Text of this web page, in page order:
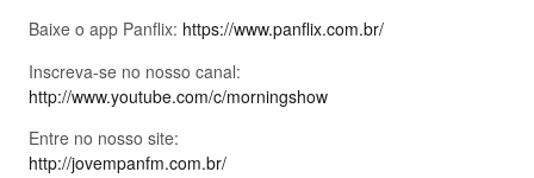
Baixe o app Panflix: https://www.panflix.com.br/
Inscreva-se no nosso canal:
http://www.youtube.com/c/morningshow
Entre no nosso site:
http://jovempanfm.com.br/